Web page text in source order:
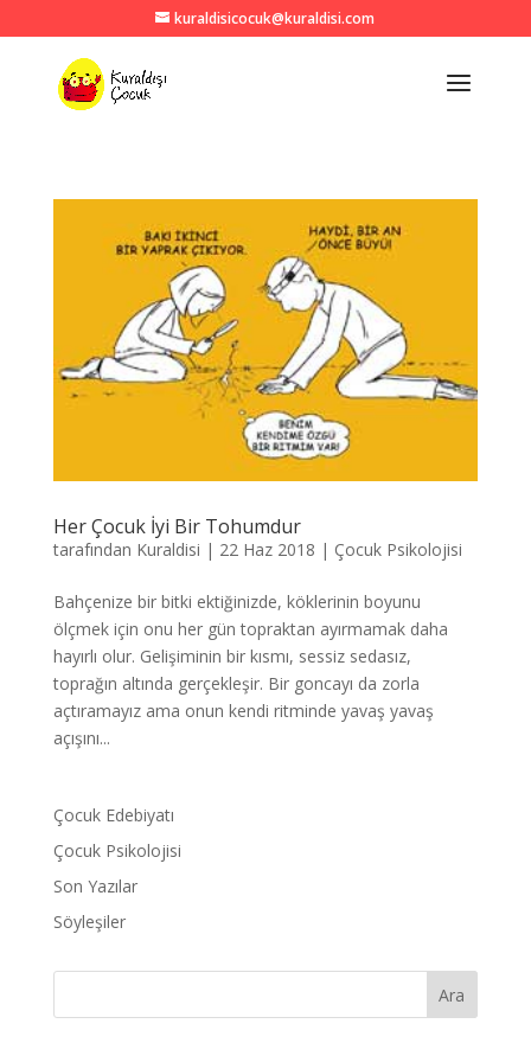
kuraldisicocuk@kuraldisi.com
Her Çocuk İyi Bir Tohumdur
tarafından Kuraldisi | 22 Haz 2018 | Çocuk Psikolojisi
Bahçenize bir bitki ektiğinizde, köklerinin boyunu
ölçmek için onu her gün topraktan ayırmamak daha
hayırlı olur. Gelişiminin bir kısmı, sessiz sedasız,
toprağın altında gerçekleşir. Bir goncayı da zorla
açtıramayız ama onun kendi ritminde yavaş yavaş
açışını...
Çocuk Edebiyatı
Çocuk Psikolojisi
Son Yazılar
Söyleşiler